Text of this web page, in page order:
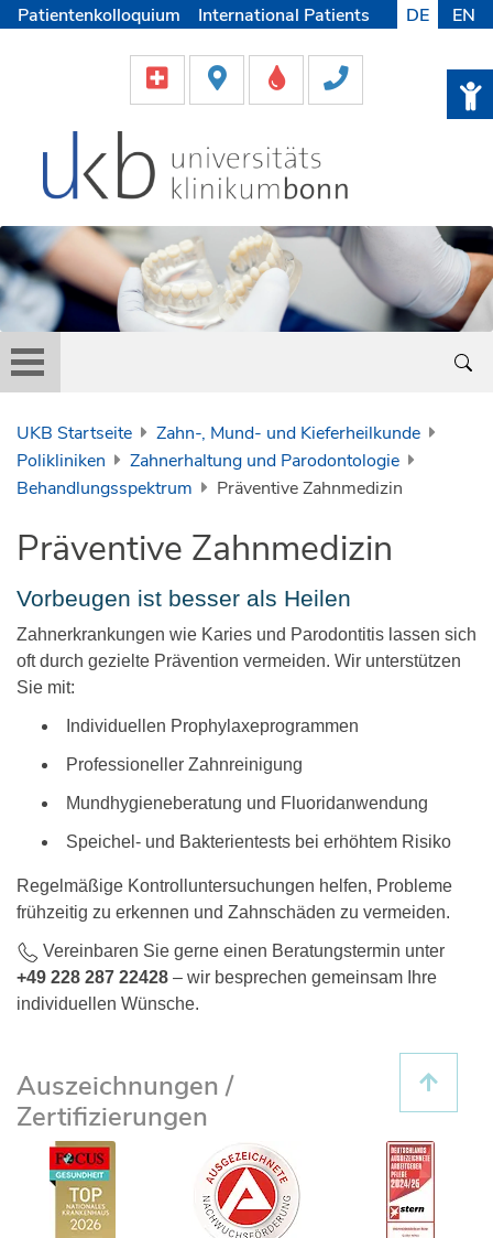
Patientenkolloquium
International Patients
Helfen & Spenden
Medien
DE EN
UKB Startseite
Zahn-, Mund- und Kieferheilkunde
Polikliniken
Zahnerhaltung und Parodontologie
Behandlungsspektrum
Präventive Zahnmedizin
Präventive Zahnmedizin
Vorbeugen ist besser als Heilen
Zahnerkrankungen wie Karies und Parodontitis lassen sich
oft durch gezielte Prävention vermeiden. Wir unterstützen
Sie mit:
Individuellen Prophylaxeprogrammen
Professioneller Zahnreinigung
Mundhygieneberatung und Fluoridanwendung
Speichel- und Bakterientests bei erhöhtem Risiko
Regelmäßige Kontrolluntersuchungen helfen, Probleme
frühzeitig zu erkennen und Zahnschäden zu vermeiden.
Vereinbaren Sie gerne einen Beratungstermin unter
+49 228 287 22428 – wir besprechen gemeinsam Ihre
individuellen Wünsche.
Auszeichnungen /
Zertifizierungen